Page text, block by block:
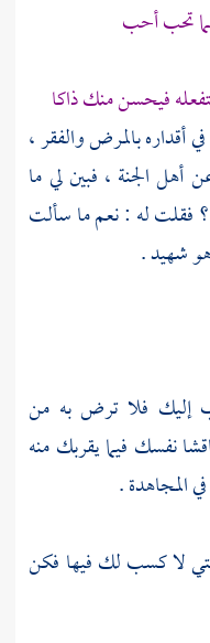
تحب أحب
فيحسن منك ذاكا
أقداره بالمرض والفقر ،
الجنة ، فبين لي ما
فقلت له : نعم ما سألت
شهيد .
إليك فلا ترض به من
نفسك فيما يقربك منه
المجاهدة .
لا كسب لك فيها فكن